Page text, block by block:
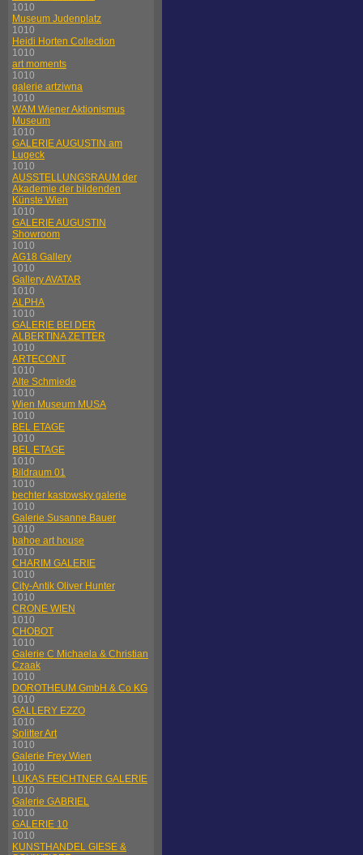
1010
Museum Judenplatz
1010
Heidi Horten Collection
1010
art moments
1010
galerie artziwna
1010
WAM Wiener Aktionismus
Museum
1010
GALERIE AUGUSTIN am
Lugeck
1010
AUSSTELLUNGSRAUM der
Akademie der bildenden
Künste Wien
1010
GALERIE AUGUSTIN
Showroom
1010
AG18 Gallery
1010
Gallery AVATAR
1010
ALPHA
1010
GALERIE BEI DER
ALBERTINA ZETTER
1010
ARTECONT
1010
Alte Schmiede
1010
Wien Museum MUSA
1010
BEL ETAGE
1010
BEL ETAGE
1010
Bildraum 01
1010
bechter kastowsky galerie
1010
Galerie Susanne Bauer
1010
bahoe art house
1010
CHARIM GALERIE
1010
City-Antik Oliver Hunter
1010
CRONE WIEN
1010
CHOBOT
1010
Galerie C Michaela & Christian
Czaak
1010
DOROTHEUM GmbH & Co KG
1010
GALLERY EZZO
1010
Splitter Art
1010
Galerie Frey Wien
1010
LUKAS FEICHTNER GALERIE
1010
Galerie GABRIEL
1010
GALERIE 10
1010
KUNSTHANDEL GIESE &